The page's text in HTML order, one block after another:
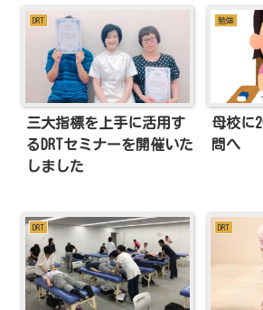
DRT
三大指標を上手に活用す
るDRTセミナーを開催いた
しました
勉強
母校に
問へ
DRT DRT